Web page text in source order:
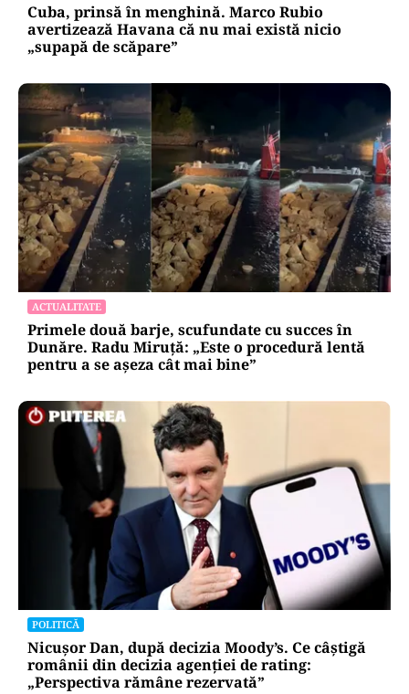
Cuba, prinsă în menghină. Marco Rubio
avertizează Havana că nu mai există nicio
„supapă de scăpare”
ACTUALITATE
Primele două barje, scufundate cu succes în
Dunăre. Radu Miruță: „Este o procedură lentă
pentru a se așeza cât mai bine”
POLITICĂ
Nicușor Dan, după decizia Moody’s. Ce câștigă
românii din decizia agenției de rating:
„Perspectiva rămâne rezervată”